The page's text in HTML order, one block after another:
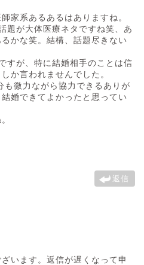
家系あるあるはありますね。
題が大体医療ネタですね笑、あ
かな笑。結構、話題尽きない
すが、特に結婚相手のことは信
か言われませんでした。
微力ながら協力できるありが
婚できてよかったと思ってい
返信
います。返信が遅くなって申